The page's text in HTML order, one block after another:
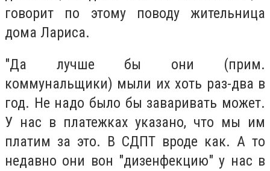
говорит по этому поводу жительница
дома Лариса.
"Да лучше бы они (прим.
коммунальщики) мыли их хоть раз-два в
год. Не надо было бы заваривать может.
У нас в платежках указано, что мы им
платим за это. В СДПТ вроде как. А то
недавно они вон "дизенфекцию" у нас в